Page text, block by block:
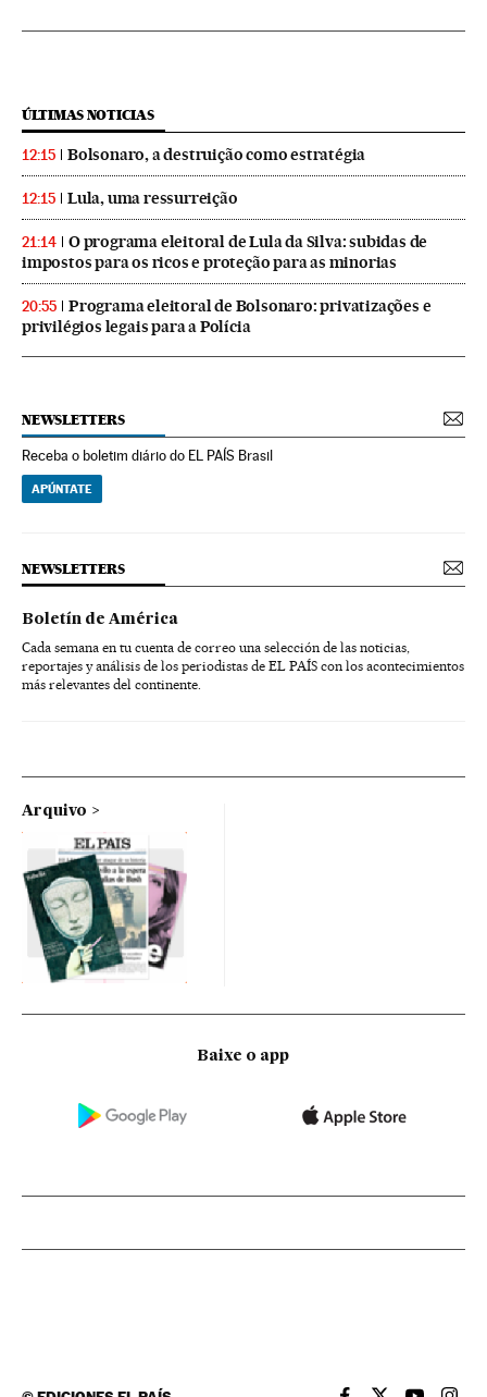
ÚLTIMAS NOTICIAS
12:15 Bolsonaro, a destruição como estratégia
12:15 Lula, uma ressurreição
21:14
O programa eleitoral de Lula da Silva: subidas de
impostos para os ricos e proteção para as minorias
20:55
Programa eleitoral de Bolsonaro: privatizações e
privilégios legais para a Polícia
NEWSLETTERS
Receba o boletim diário do EL PAÍS Brasil
APÚNTATE
NEWSLETTERS
Boletín de América
Cada semana en tu cuenta de correo una selección de las noticias,
reportajes y análisis de los periodistas de EL PAÍS con los acontecimientos
más relevantes del continente.
Arquivo
Baixe o app